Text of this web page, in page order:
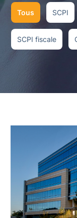
Tous SCPI
SCPI fiscale